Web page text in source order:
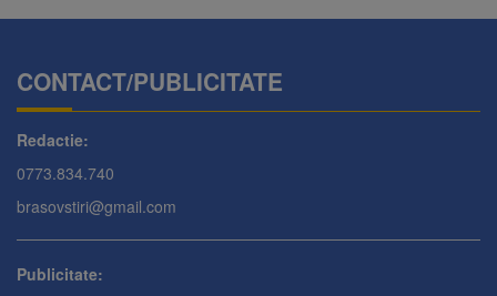
CONTACT/PUBLICITATE
Redactie:
0773.834.740
brasovstiri@gmail.com
Publicitate: